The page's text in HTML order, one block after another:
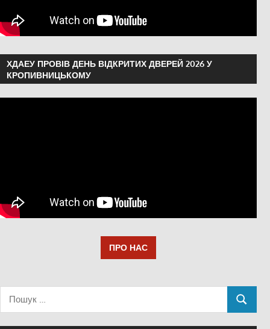
ХДАЕУ ПРОВІВ ДЕНЬ ВІДКРИТИХ ДВЕРЕЙ 2026 У
КРОПИВНИЦЬКОМУ
ПРО НАС